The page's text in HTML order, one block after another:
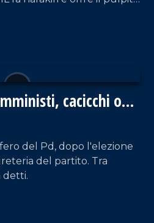
cacicchi o
del Pd, dopo l'elezione
del partito. Tra
detti.